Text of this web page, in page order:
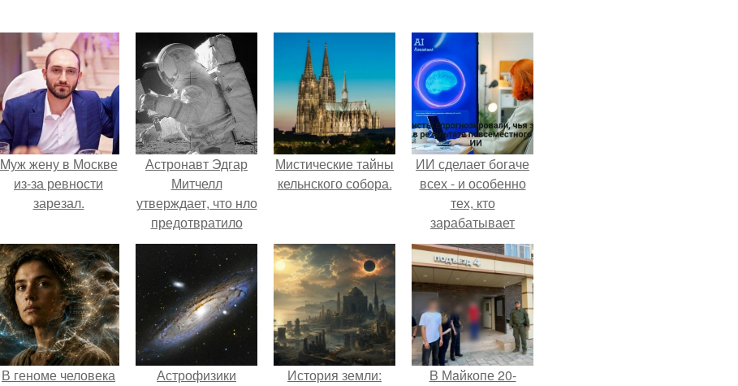
Mуж жену в Москве
из-за ревности
зарезал.
Астронавт Эдгар
Митчелл
утверждает, что нло
предотвратило
ядерною войну.
Мистические тайны
кельнского собора.
ИИ сделает богаче
всех - и особенно
тех, кто
зарабатывает
меньше всего.
В геноме человека
Астрофизики
История земли:
B Мaйкопе 20-